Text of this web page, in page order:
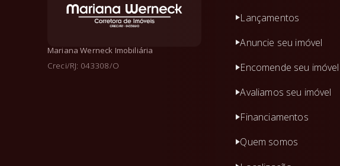
Mariana Werneck Imobiliária
Creci/RJ: 043308/O
Lançamentos
Anuncie seu imóvel
Encomende seu imóvel
Avaliamos seu imóvel
Financiamentos
Quem somos